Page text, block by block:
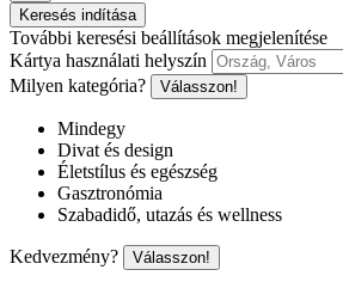
Keresés indítása
További keresési beállítások megjelenítése
Kártya használati helyszín
Milyen kategória?
Válasszon!
Mindegy
Divat és design
Életstílus és egészség
Gasztronómia
Szabadidő, utazás és wellness
Kedvezmény? Válasszon!